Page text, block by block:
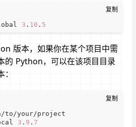
3 . 10 . 5
版本，如果你在某个项目中需
的 Python，可以在该项目目录
3 . 9 . 7